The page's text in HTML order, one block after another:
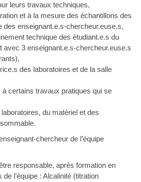
leurs travaux techniques,
et à la mesure des échantillons des
des enseignant.e.s-chercheur.euse.s,
technique des étudiant.e.s du
avec 3 enseignant.e.s-chercheur.euse.s
des laboratoires et de la salle
à certains travaux pratiques qui se
du matériel et des
chercheur de l’équipe
responsable, après formation en
l’équipe : Alcalinité (titration